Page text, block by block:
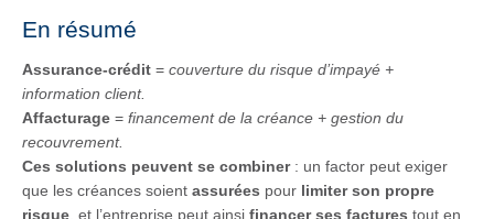
En résumé
Assurance-crédit = couverture du risque d’impayé +
information client.
Affacturage = financement de la créance + gestion du
recouvrement.
Ces solutions peuvent se combiner: un factor peut exiger
que les créances soient assurées pour limiter son propre
risque , et l’entreprise peut ainsi financer ses factures tout en